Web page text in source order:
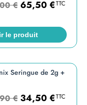
€ 65,50€TTC
le produit
Seringue de 2g +
€ 34,50€TTC